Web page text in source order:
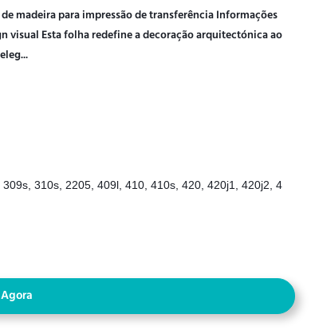
madeira para impressão de transferência Informações
visual Esta folha redefine a decoração arquitectónica ao
310s, 2205, 409l, 410, 410s, 420, 420j1, 420j2, 4